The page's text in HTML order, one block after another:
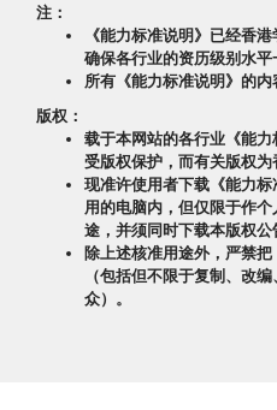
注：
《能力标准说明》已经香
确保各行业的资历级别水平
所有《能力标准说明》的内
版权：
载于本网站的各行业《能
受版权保护，而有关版权为
现准许使用者下载《能力
用的电脑内，但仅限于作
途，并须同时下载本版权公
除上述核准用途外，严禁
（包括但不限于复制、改
众）。